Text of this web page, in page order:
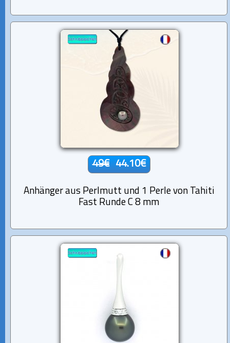
49€ 44.10€
Anhänger aus Perlmutt und 1 Perle von Tahiti
Fast Runde C 8 mm